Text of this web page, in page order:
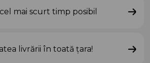
mai scurt timp posibil
livrării în toată țara!